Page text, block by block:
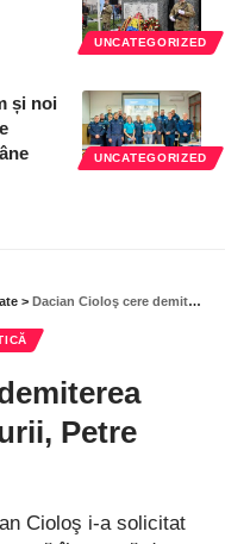
UNCATEGORIZED
UNCATEGORIZED
și noi
> Dacian Cioloş cere demiterea ministrului Agriculturii, Petre Daea
Petre
Cioloş i-a solicitat